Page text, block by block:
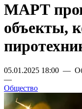
МАРТ
объекты,
05.01.2025 18:00 —
—
Общество